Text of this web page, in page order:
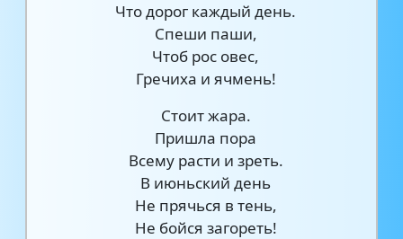
Что дорог каждый день.
Спеши паши,
Чтоб рос овес,
Гречиха и ячмень!
Стоит жара.
Пришла пора
Всему расти и зреть.
В июньский день
Не прячься в тень,
Не бойся загореть!